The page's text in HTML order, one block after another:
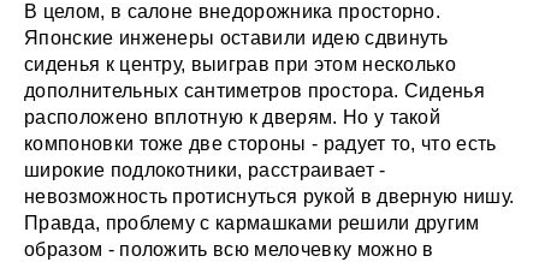
В целом, в салоне внедорожника просторно.
Японские инженеры оставили идею сдвинуть
сиденья к центру, выиграв при этом несколько
дополнительных сантиметров простора. Сиденья
расположено вплотную к дверям. Но у такой
компоновки тоже две стороны - радует то, что есть
широкие подлокотники, расстраивает -
невозможность протиснуться рукой в дверную нишу.
Правда, проблему с кармашками решили другим
образом - положить всю мелочевку можно в